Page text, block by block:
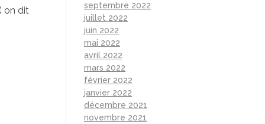
on dit
septembre 2022
juillet 2022
juin 2022
mai 2022
avril 2022
mars 2022
février 2022
janvier 2022
décembre 2021
novembre 2021